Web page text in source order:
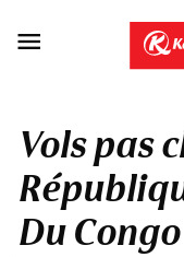

Vols pas
Du Congo